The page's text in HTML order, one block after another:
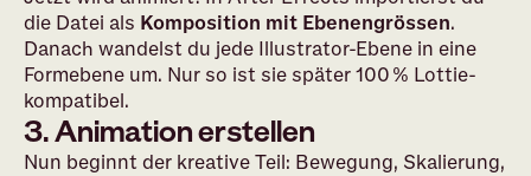
die Datei als Komposition mit Ebenengrössen.
Danach wandelst du jede Illustrator-Ebene in eine
Formebene um. Nur so ist sie später 100 % Lottie-
kompatibel.
3. Animation erstellen
Nun beginnt der kreative Teil: Bewegung, Skalierung,